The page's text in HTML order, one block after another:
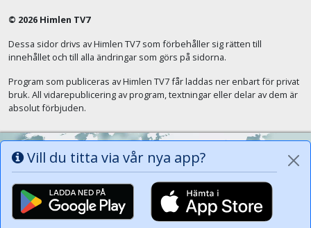
Vill du titta via vår nya app?
© 2026 Himlen TV7
Dessa sidor drivs av Himlen TV7 som förbehåller sig rätten till
innehållet och till alla ändringar som görs på sidorna.
Program som publiceras av Himlen TV7 får laddas ner enbart för privat
bruk. All vidarepublicering av program, textningar eller delar av dem är
absolut förbjuden.
Alla tungor ska bekänna att Jesus Kristus
är Herren, Gud Fadern till ära. (Fil 2:11)